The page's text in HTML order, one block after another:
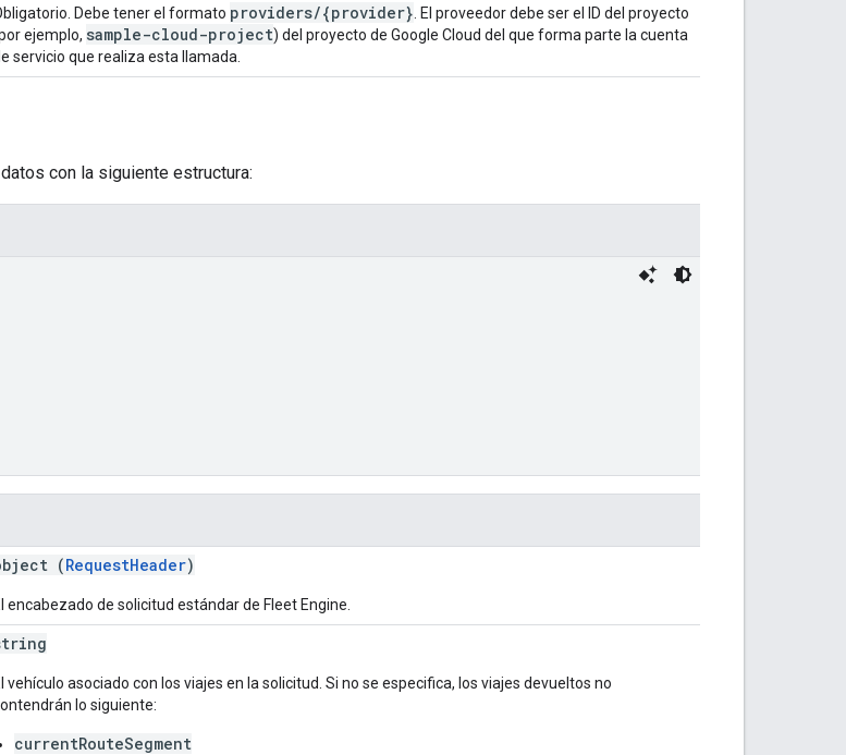
Debe tener el formato providers/{provider} . El proveedor debe ser el ID del proyecto
ejemplo, sample-cloud-project) del proyecto de Google Cloud del que forma parte la cuenta
servicio que realiza esta llamada.
con la siguiente estructura:
(RequestHeader)
encabezado de solicitud estándar de Fleet Engine.
vehículo asociado con los viajes en la solicitud. Si no se especifica, los viajes devueltos no
lo siguiente:
currentRouteSegment